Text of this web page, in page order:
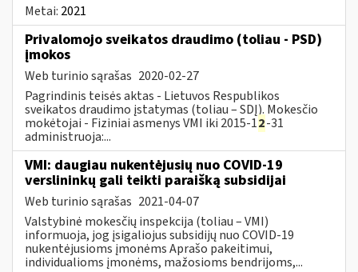
Metai: 2021
Privalomojo sveikatos draudimo (toliau - PSD)
įmokos
Web turinio sąrašas 2020-02-27
Pagrindinis teisės aktas - Lietuvos Respublikos
sveikatos draudimo įstatymas (toliau – SDĮ). Mokesčio
mokėtojai - Fiziniai asmenys VMI iki 2015-12-31
administruoja:...
VMI: daugiau nukentėjusių nuo COVID-19
verslininkų gali teikti paraišką subsidijai
Web turinio sąrašas 2021-04-07
Valstybinė mokesčių inspekcija (toliau – VMI)
informuoja, jog įsigaliojus subsidijų nuo COVID-19
nukentėjusioms įmonėms Aprašo pakeitimui,
individualioms įmonėms, mažosioms bendrijoms,...